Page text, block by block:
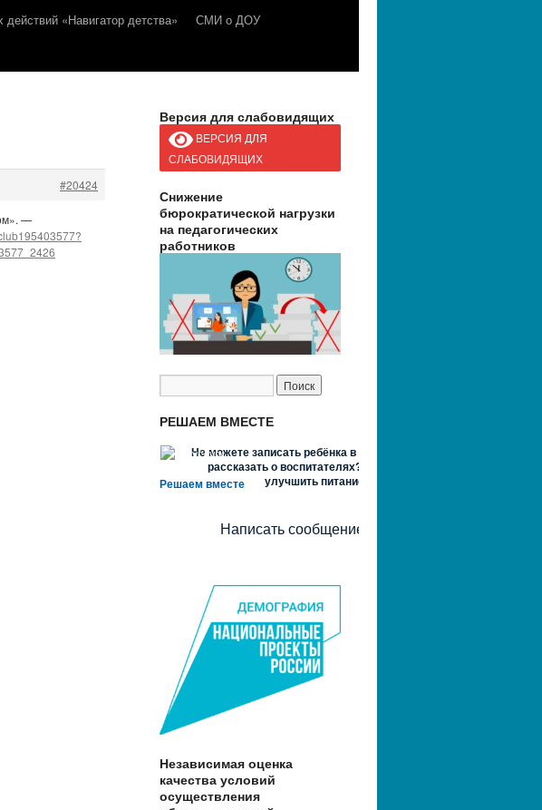
«Навигатор детства»
СМИ о ДОУ
#20424
—
Версия для слабовидящих
ВЕРСИЯ ДЛЯ
СЛАБОВИДЯЩИХ
Снижение
бюрократической нагрузки
на педагогических
работников
РЕШАЕМ ВМЕСТЕ
Решаем вместе
Не можете записать ребёнка в сад? Хотите
рассказать о воспитателях? Знаете, как
улучшить питание и занятия?
Написать сообщение
Независимая оценка
качества условий
осуществления